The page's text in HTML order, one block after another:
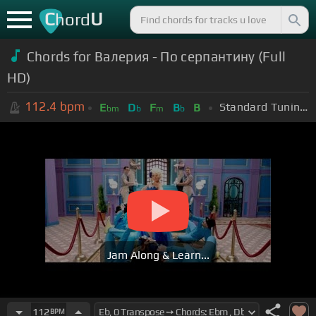
ChordU
Chords for Валерия - По серпантину (Full
HD)
112.4 bpm Ebm Db Fm Bb B Standard Tuning (EADGBE)
Jam Along & Learn...
112 BPM